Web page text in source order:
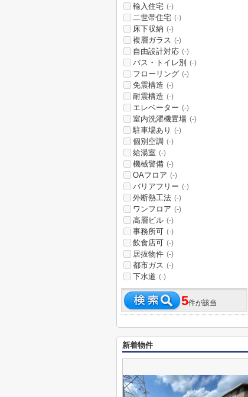
輸入住宅 (-)
二世帯住宅 (-)
床下収納 (-)
複層ガラス (-)
自由設計対応 (-)
バス・トイレ別 (-)
フローリング (-)
免震構造 (-)
耐震構造 (-)
エレベーター (-)
室内洗濯機置場 (-)
駐車場あり (-)
個別空調 (-)
給湯室 (-)
機械警備 (-)
OAフロア (-)
バリアフリー (-)
外断熱工法 (-)
ワンフロア (-)
高層ビル (-)
事務所可 (-)
飲食店可 (-)
居抜物件 (-)
都市ガス (-)
下水道 (-)
5件が該当
新着物件